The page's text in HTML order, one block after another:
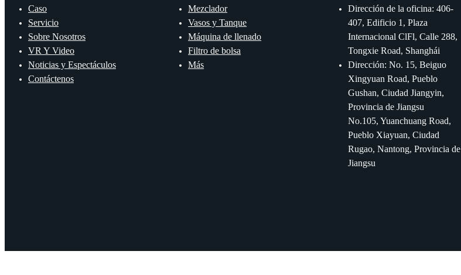
Caso
Servicio
Sobre Nosotros
VR Y Video
Noticias y Espectáculos
Contáctenos
Mezclador
Vasos y Tanque
Máquina de llenado
Filtro de bolsa
Más
Dirección de la oficina: 406-
407, Edificio 1, Plaza
Internacional ClFl, Calle 288,
Tongxie Road, Shanghái
Dirección: No. 15, Beiguo
Xingyuan Road, Pueblo
Gushan, Ciudad Jiangyin,
Provincia de Jiangsu
No.105, Yuanchuang Road,
Pueblo Xiayuan, Ciudad
Rugao, Nantong, Provincia de
Jiangsu